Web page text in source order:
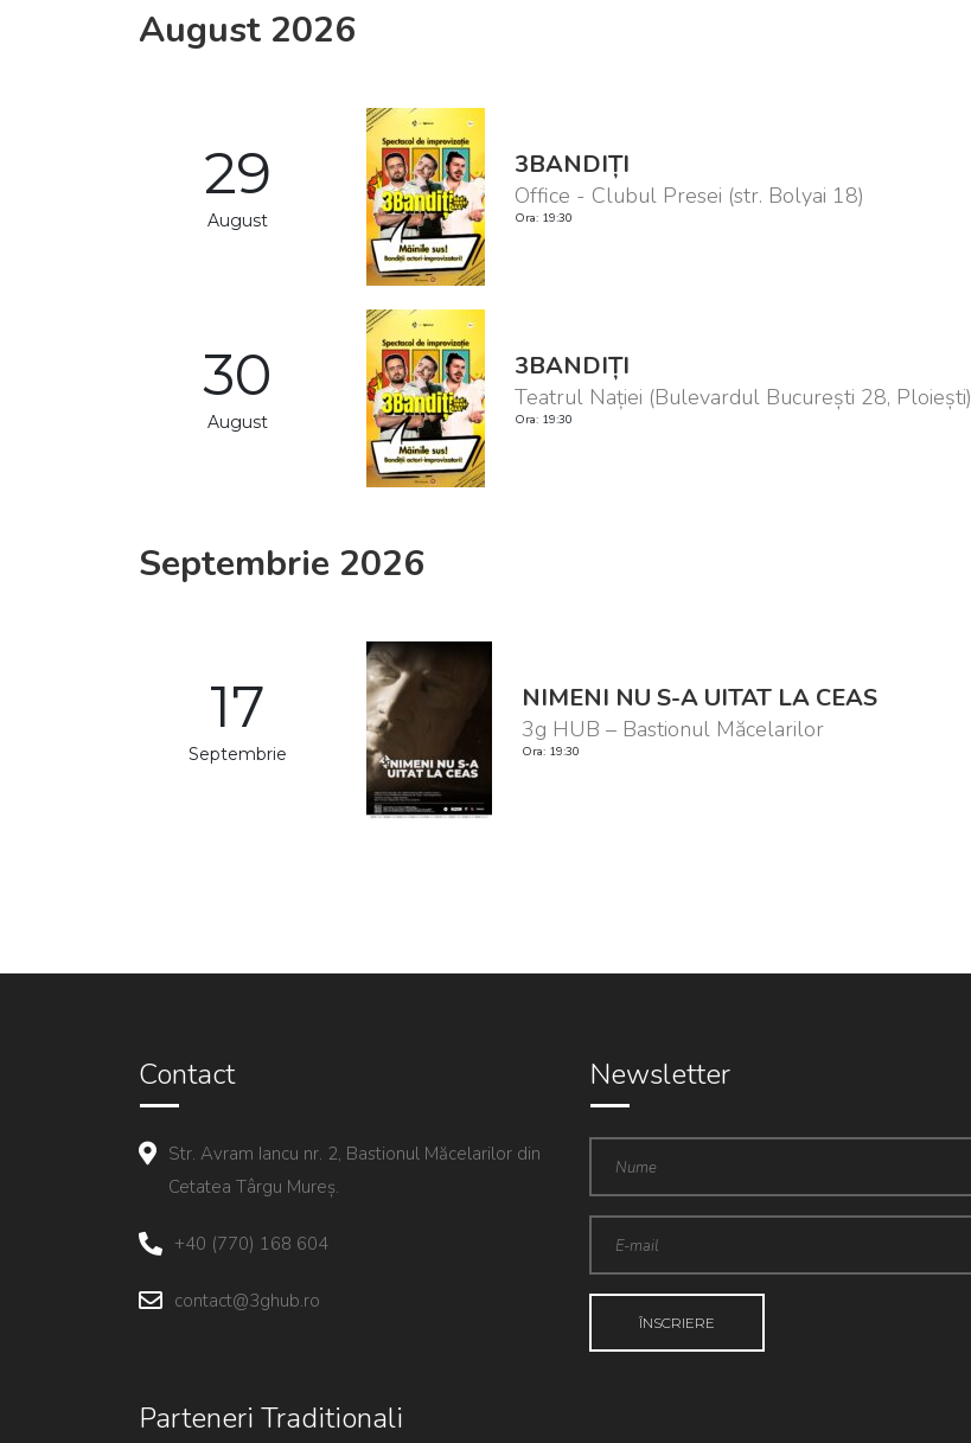
August 2026
29
August
3BANDIȚI
Office - Clubul Presei (str. Bolyai 18)
Ora: 19:30
30
August
3BANDIȚI
Teatrul Nației (Bulevardul București 28, Ploiești)
Ora: 19:30
Septembrie 2026
17
Septembrie
NIMENI NU S-A UITAT LA CEAS
3g HUB – Bastionul Măcelarilor
Ora: 19:30
Contact
Str. Avram Iancu nr. 2, Bastionul Măcelarilor din
Cetatea Târgu Mureș.
+40 (770) 168 604
contact@3ghub.ro
Parteneri Traditionali
Newsletter